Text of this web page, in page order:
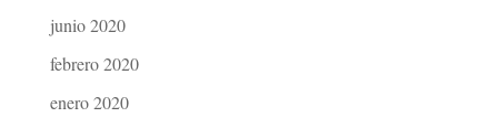
junio 2020
febrero 2020
enero 2020